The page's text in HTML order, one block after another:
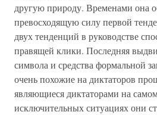
другую природу. Временами она
превосходящую силу первой
двух тенденций в руководстве
правящей клики. Последняя
символа и средства формальной
очень похожие на диктаторов
являющиеся диктаторами на
исключительных ситуациях они